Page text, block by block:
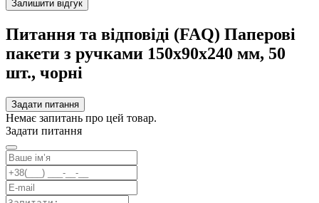
Залишити відгук
Питання та відповіді (FAQ) Паперові
пакети з ручками 150x90x240 мм, 50
шт., чорні
Задати питання
Немає запитань про цей товар.
Задати питання